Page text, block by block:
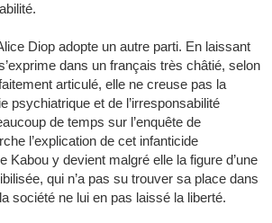
Diop adopte un autre parti. En laissant
dans un français très châtié, selon
articulé, elle ne creuse pas la
psychiatrique et de l’irresponsabilité
de temps sur l’enquête de
l’explication de cet infanticide
Kabou y devient malgré elle la figure d’une
qui n’a pas su trouver sa place dans
société ne lui en pas laissé la liberté.